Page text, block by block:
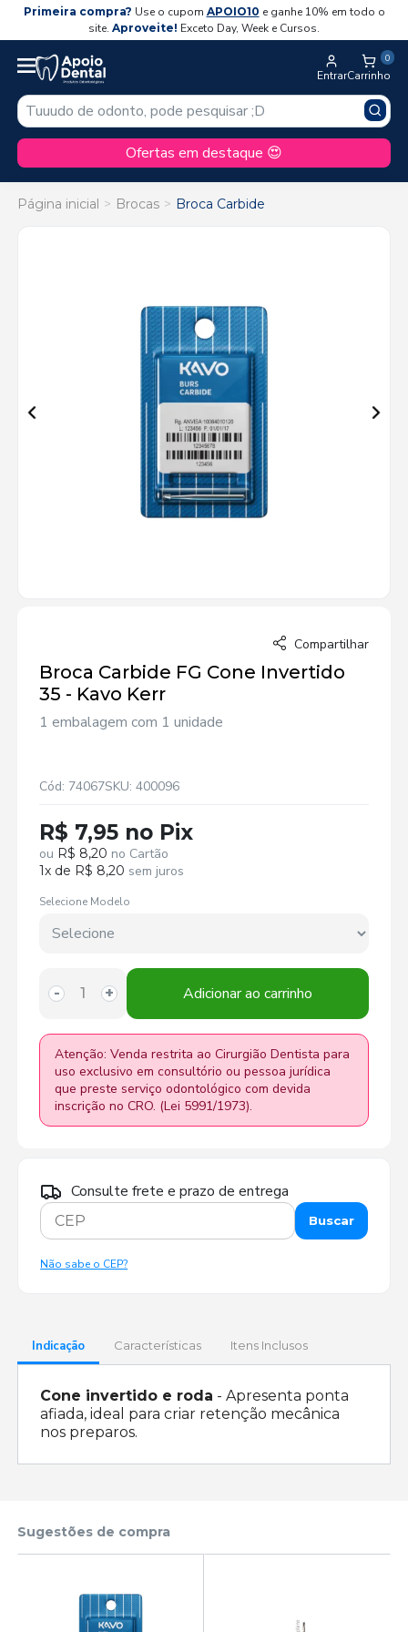
Primeira compra? Use o cupom APOIO10 e ganhe 10% em todo o
site. Aproveite! Exceto Day, Week e Cursos.
Entrar
0
Carrinho
Ofertas em destaque 😍
Página inicial Brocas Broca Carbide
Compartilhar
Broca Carbide FG Cone Invertido
35 - Kavo Kerr
1 embalagem com 1 unidade
Cód: 74067SKU: 400096
R$ 7,95 no Pix
ou R$ 8,20 no Cartão
1x de R$ 8,20 sem juros
Selecione Modelo
- + Adicionar ao carrinho
Atenção: Venda restrita ao Cirurgião Dentista para
uso exclusivo em consultório ou pessoa jurídica
que preste serviço odontológico com devida
inscrição no CRO. (Lei 5991/1973).
Consulte frete e prazo de entrega
Buscar
Não sabe o CEP?
Indicação Características Itens Inclusos
Cone invertido e roda - Apresenta ponta
afiada, ideal para criar retenção mecânica
nos preparos.
Sugestões de compra